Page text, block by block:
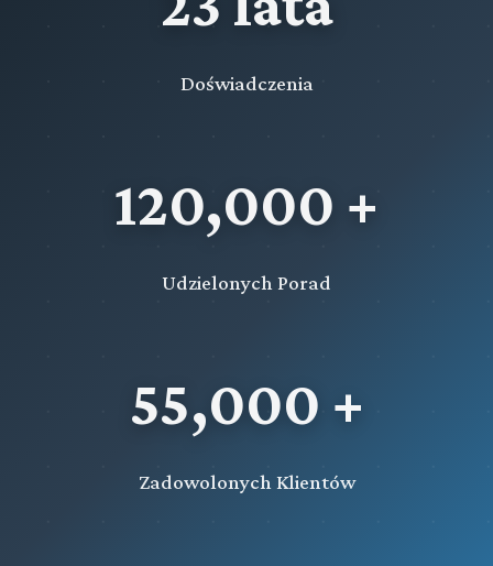
Doświadczenia
120,000 +
Udzielonych Porad
55,000 +
Zadowolonych Klientów